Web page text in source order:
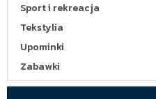
Sport i rekreacja
Tekstylia
Upominki
Zabawki